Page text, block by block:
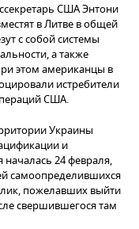
США Энтони
в Литве в общей
с собой системы
а также
этом американцы в
истребители
США.
Украины
и
24 февраля,
самоопределившихся
пожелавших выйти
свершившегося там